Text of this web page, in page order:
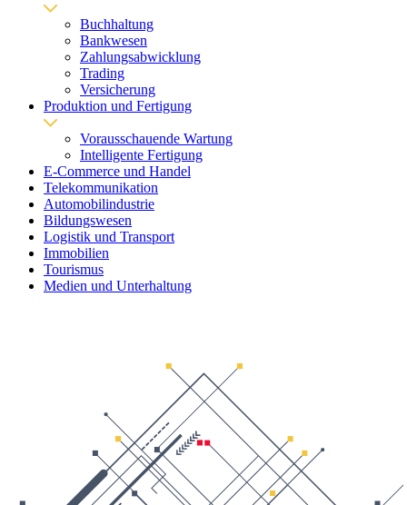
Buchhaltung
Bankwesen
Zahlungsabwicklung
Trading
Versicherung
Produktion und Fertigung
Vorausschauende Wartung
Intelligente Fertigung
E-Commerce und Handel
Telekommunikation
Automobilindustrie
Bildungswesen
Logistik und Transport
Immobilien
Tourismus
Medien und Unterhaltung